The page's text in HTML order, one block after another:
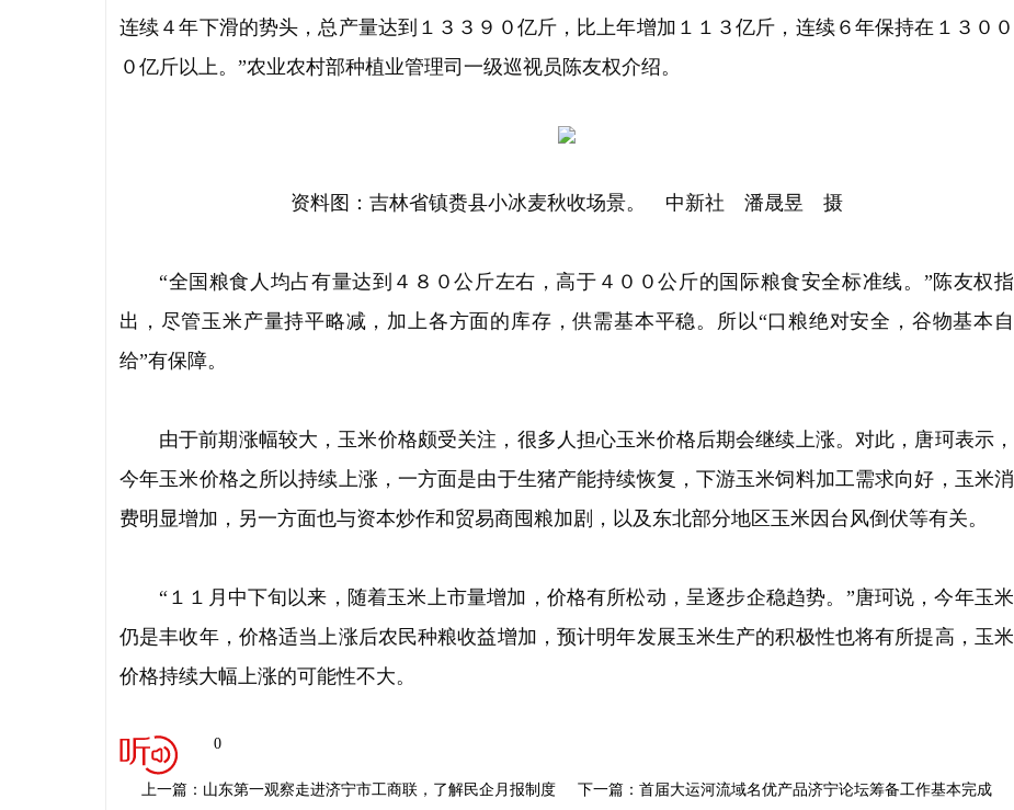
连续４年下滑的势头，总产量达到１３３９０亿斤，比上年增加１１３亿斤，连续６年保持在１３００
０亿斤以上。”农业农村部种植业管理司一级巡视员陈友权介绍。
资料图：吉林省镇赉县小冰麦秋收场景。 中新社 潘晟昱 摄
“全国粮食人均占有量达到４８０公斤左右，高于４００公斤的国际粮食安全标准线。”陈友权指
出，尽管玉米产量持平略减，加上各方面的库存，供需基本平稳。所以“口粮绝对安全，谷物基本自
给”有保障。
由于前期涨幅较大，玉米价格颇受关注，很多人担心玉米价格后期会继续上涨。对此，唐珂表示，
今年玉米价格之所以持续上涨，一方面是由于生猪产能持续恢复，下游玉米饲料加工需求向好，玉米消
费明显增加，另一方面也与资本炒作和贸易商囤粮加剧，以及东北部分地区玉米因台风倒伏等有关。
“１１月中下旬以来，随着玉米上市量增加，价格有所松动，呈逐步企稳趋势。”唐珂说，今年玉米
仍是丰收年，价格适当上涨后农民种粮收益增加，预计明年发展玉米生产的积极性也将有所提高，玉米
价格持续大幅上涨的可能性不大。
0
上一篇：山东第一观察走进济宁市工商联，了解民企月报制度 下一篇：首届大运河流域名优产品济宁论坛筹备工作基本完成